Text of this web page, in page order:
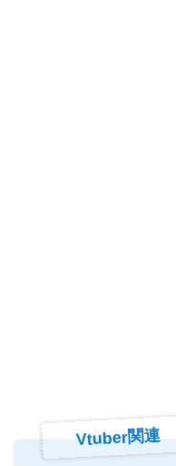
Vtuber関連